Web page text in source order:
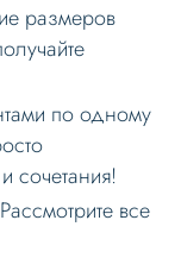
размеров
по одному
сочетания!
все